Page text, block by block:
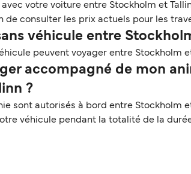
avec votre voiture entre Stockholm et
consulter les prix actuels pour les
véhicule entre
peuvent voyager entre Stockholm
accompagné de mon
?
sont autorisés à bord entre Stockholm
véhicule pendant la totalité de la